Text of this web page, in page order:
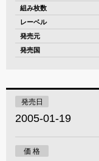
組み枚数
レーベル
発売元
発売国
発売日
2005-01-19
価 格